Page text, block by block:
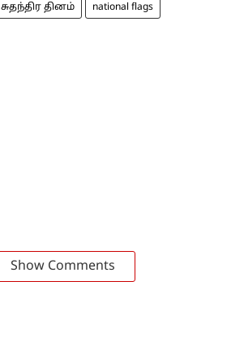
சுதந்திர தினம் national flags
Show Comments